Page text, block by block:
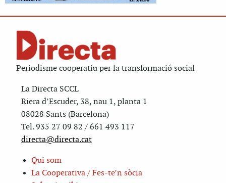
Periodisme cooperatiu per la transformació social
La Directa SCCL
Riera d’Escuder, 38, nau 1, planta 1
08028 Sants (Barcelona)
Tel. 935 27 09 82 / 661 493 117
directa@directa.cat
Qui som
La Cooperativa / Fes-te’n sòcia